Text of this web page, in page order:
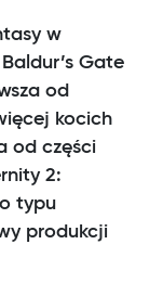
w
Gate
od
kocich
od części
2:
typu
produkcji